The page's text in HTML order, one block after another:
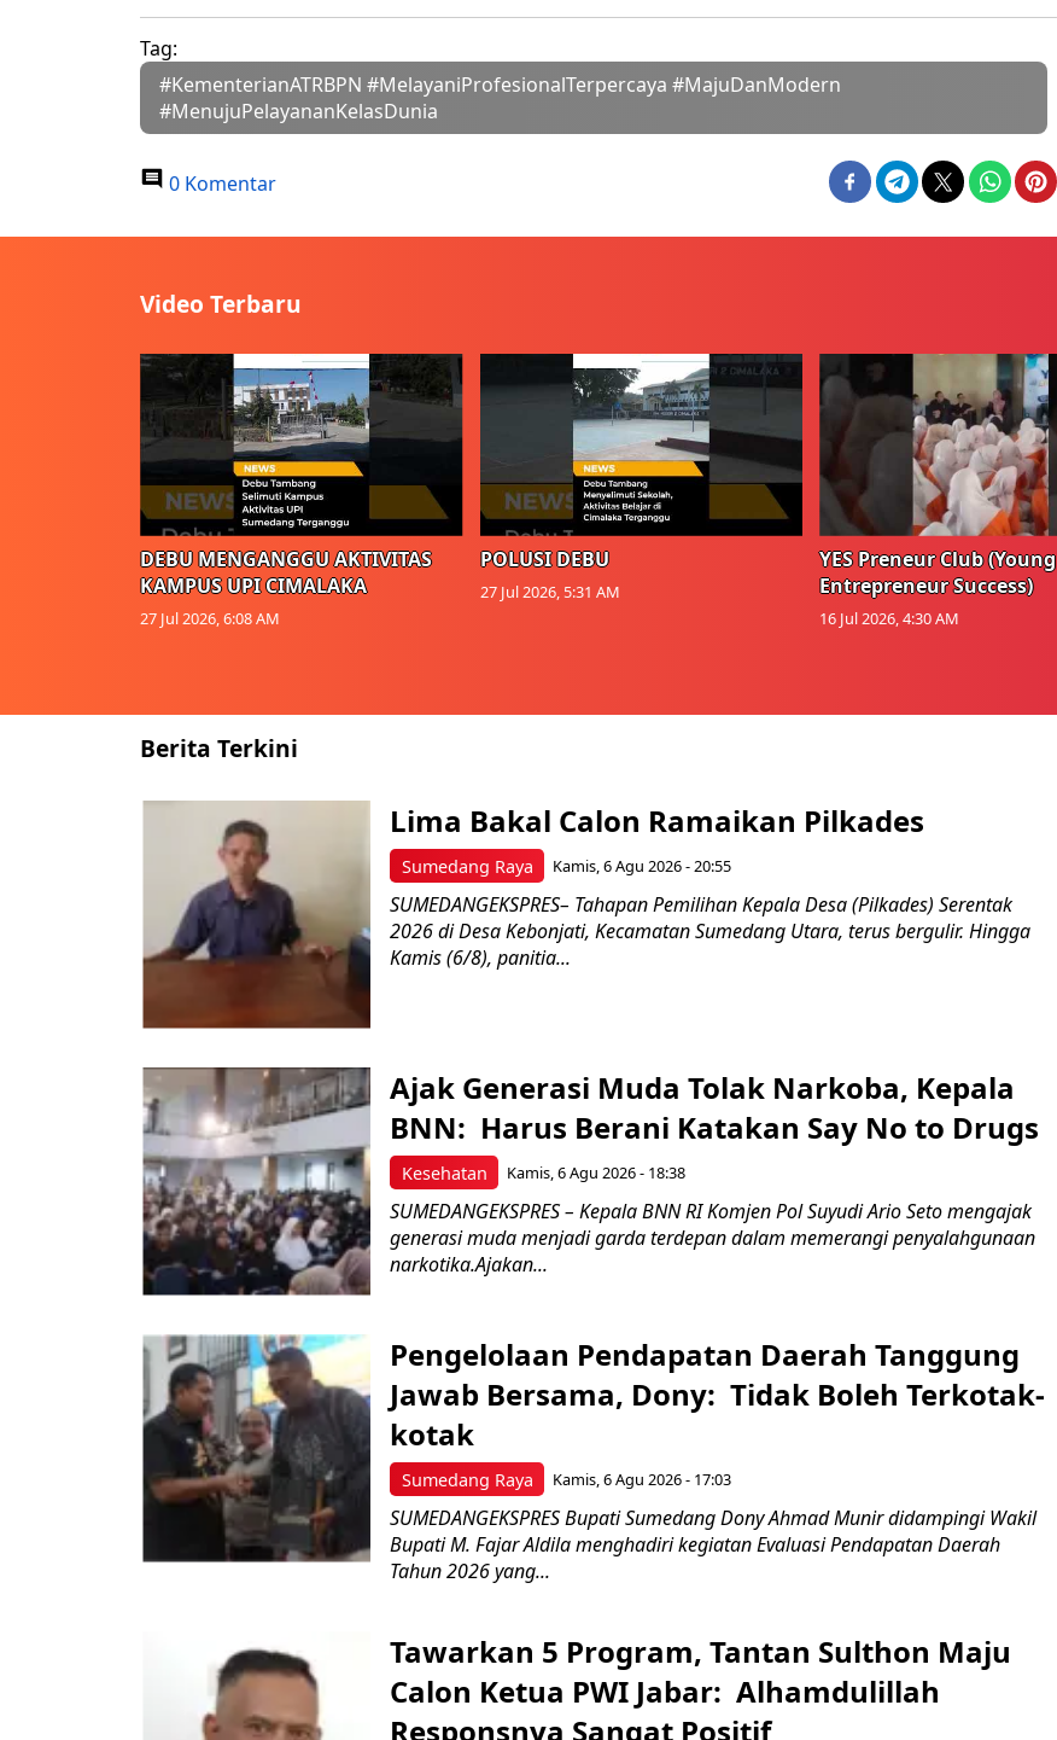
Tag:
#KementerianATRBPN #MelayaniProfesionalTerpercaya #MajuDanModern
#MenujuPelayananKelasDunia
0 Komentar
Video Terbaru
DEBU MENGANGGU AKTIVITAS
KAMPUS UPI CIMALAKA
27 Jul 2026, 6:08 AM
POLUSI DEBU
27 Jul 2026, 5:31 AM
YES Preneur Club (Young
Entrepreneur Success)
16 Jul 2026, 4:30 AM
Berita Terkini
Sumedang Raya
Lima Bakal Calon Ramaikan Pilkades
Kamis, 6 Agu 2026 - 20:55
SUMEDANGEKSPRES– Tahapan Pemilihan Kepala Desa (Pilkades) Serentak
2026 di Desa Kebonjati, Kecamatan Sumedang Utara, terus bergulir. Hingga
Kamis (6/8), panitia...
Kesehatan
Ajak Generasi Muda Tolak Narkoba, Kepala
BNN: Harus Berani Katakan Say No to Drugs
Kamis, 6 Agu 2026 - 18:38
SUMEDANGEKSPRES – Kepala BNN RI Komjen Pol Suyudi Ario Seto mengajak
generasi muda menjadi garda terdepan dalam memerangi penyalahgunaan
narkotika.Ajakan...
Sumedang Raya
Pengelolaan Pendapatan Daerah Tanggung
Jawab Bersama, Dony: Tidak Boleh Terkotak-
kotak
Kamis, 6 Agu 2026 - 17:03
SUMEDANGEKSPRES Bupati Sumedang Dony Ahmad Munir didampingi Wakil
Bupati M. Fajar Aldila menghadiri kegiatan Evaluasi Pendapatan Daerah
Tahun 2026 yang...
Tawarkan 5 Program, Tantan Sulthon Maju
Calon Ketua PWI Jabar: Alhamdulillah
Responsnya Sangat Positif